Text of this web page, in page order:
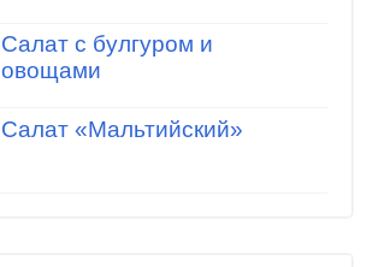
Салат с булгуром и
овощами
Салат «Мальтийский»